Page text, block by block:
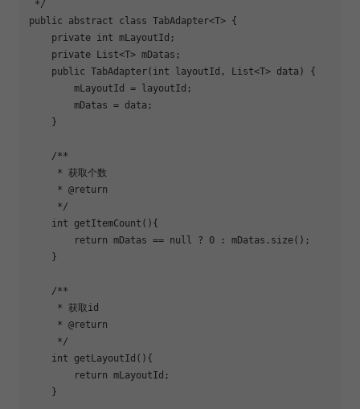
*/
public abstract class TabAdapter<T> {
    private int mLayoutId;
    private List<T> mDatas;
    public TabAdapter(int layoutId, List<T> data) {
        mLayoutId = layoutId;
        mDatas = data;
    }
    /**
     * 获取个数
     * @
return
     */
    int
getItemCount (){
return mDatas == null ? 0 : mDatas.size();
    }
    /**
     * 获取id
     * @
return
     */
    int
getLayoutId (){
return mLayoutId;
    }